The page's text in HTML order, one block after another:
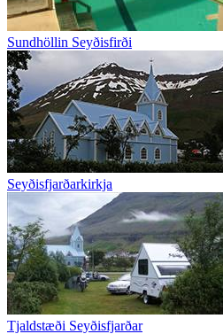
Sundhöllin Seyðisfirði
Seyðisfjarðarkirkja
Tjaldstæði Seyðisfjarðar